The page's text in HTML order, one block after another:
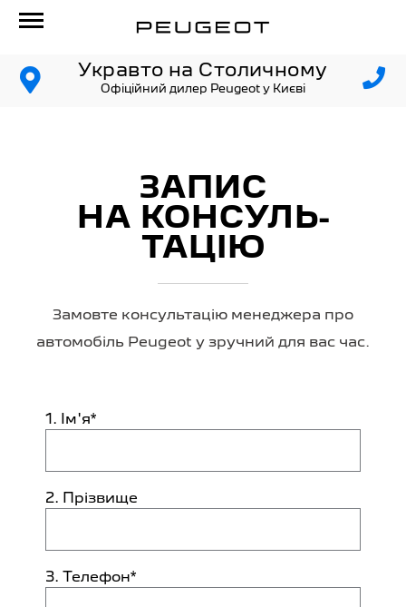
Укравто на Столичному
Офіційний дилер Peugeot у Києві
ЗАПИС
НА КОНСУЛЬ­
ТАЦІЮ
Замовте консультацію менеджера про
автомобіль Peugeot у зручний для вас час.